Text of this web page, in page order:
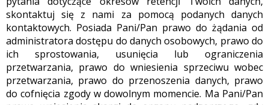
skontaktuj się z nami za pomocą podanych danych
kontaktowych. Posiada Pani/Pan prawo do żądania od
administratora dostępu do danych osobowych, prawo do
ich sprostowania, usunięcia lub ograniczenia
przetwarzania, prawo do wniesienia sprzeciwu wobec
przetwarzania, prawo do przenoszenia danych, prawo
do cofnięcia zgody w dowolnym momencie. Ma Pani/Pan